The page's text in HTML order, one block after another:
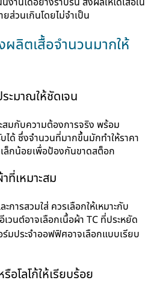
ยส่วนเกินโดยไม่จำเป็น
ลิตเสื้อจำนวนมากให้
ะมาณให้ชัดเจน
สมกับความต้องการจริง พร้อม
ด้ ซึ่งจำนวนที่มากขึ้นมักทำให้ราคา
ล็กน้อยเพื่อป้องกันขาดสต็อก
ที่เหมาะสม
การสวมใส่ ควรเลือกให้เหมาะกับ
วนต์อาจเลือกเนื้อผ้า TC ที่ประหยัด
มประจำออฟฟิศอาจเลือกแบบเรียบ
อโลโก้ให้เรียบร้อย